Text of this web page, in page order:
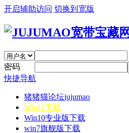
开启辅助访问 切换到宽版
密码
快捷导航
猪猪猫论坛jujumao
Win11下载
Win10专业版下载
win7旗舰版下载